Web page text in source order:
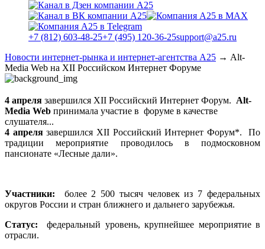
+7 (812) 603-48-25+7 (495) 120-36-25support@a25.ru
Новости интернет-рынка и интернет-агентства А25 → Alt-
Media Web на XII Российском Интернет Форуме
4 апреля завершился XII Российский Интернет Форум. Alt-
Media Web принимала участие в форуме в качестве
слушателя...
4 апрелязавершился XII Российский Интернет Форум*. По
традиции мероприятие проводилось в подмосковном
пансионате «Лесные дали».
Участники: более 2 500 тысяч человек из 7 федеральных
округов России и стран ближнего и дальнего зарубежья.
Статус:
федеральный уровень, крупнейшее мероприятие в
отрасли.